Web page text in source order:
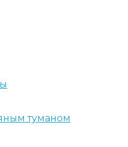
туманом